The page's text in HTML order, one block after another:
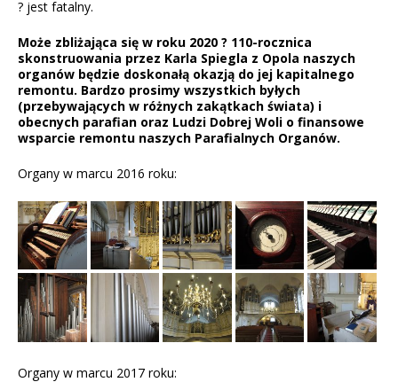
? jest fatalny.
Może zbliżająca się w roku 2020 ? 110-rocznica
skonstruowania przez Karla Spiegla z Opola naszych
organów będzie doskonałą okazją do jej kapitalnego
remontu. Bardzo prosimy wszystkich byłych
(przebywających w różnych zakątkach świata) i
obecnych parafian oraz Ludzi Dobrej Woli o finansowe
wsparcie remontu naszych Parafialnych Organów.
Organy w marcu 2016 roku:
Organy w marcu 2017 roku: